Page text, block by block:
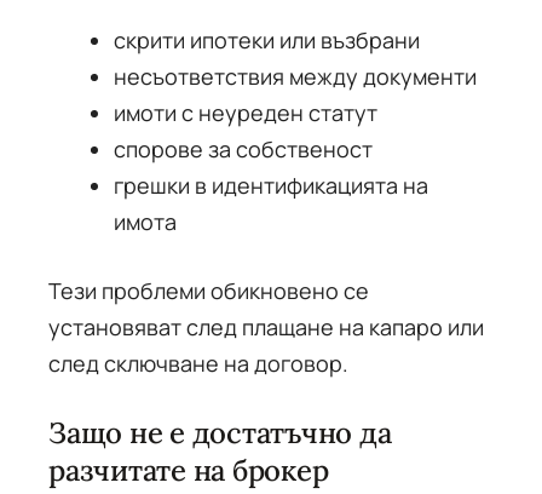
скрити ипотеки или възбрани
несъответствия между документи
имоти с неуреден статут
спорове за собственост
грешки в идентификацията на
имота
Тези проблеми обикновено се
установяват след плащане на капаро или
след сключване на договор.
Защо не е достатъчно да
разчитате на брокер